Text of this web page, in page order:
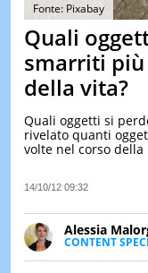
Fonte: Pixabay
Quali
smarriti più
della vita?
Quali oggetti si
rivelato quanti
volte nel corso
14/10/12 09:32
Alessia
CONTENT
Ha